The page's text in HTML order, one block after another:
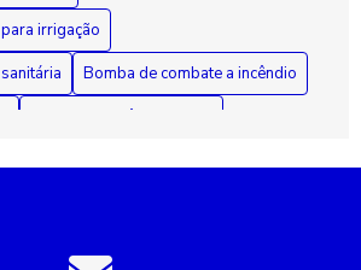
irrigação
Bomba de combate a incêndio